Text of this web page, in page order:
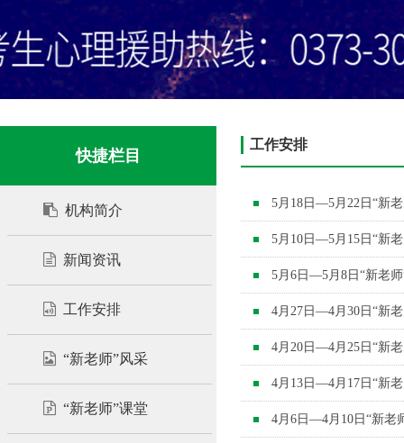
快捷栏目
机构简介
新闻资讯
工作安排
“新老师”风采
“新老师”课堂
工作安排
5月18日—5月22日“新
5月10日—5月15日“新
5月6日—5月8日“新老
4月27日—4月30日“新
4月20日—4月25日“新
4月13日—4月17日“新
4月6日—4月10日“新老